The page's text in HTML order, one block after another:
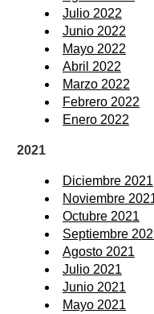
Julio 2022
Junio 2022
Mayo 2022
Abril 2022
Marzo 2022
Febrero 2022
Enero 2022
2021
Diciembre 2021
Noviembre
Octubre 2021
Septiembre
Agosto 2021
Julio 2021
Junio 2021
Mayo 2021